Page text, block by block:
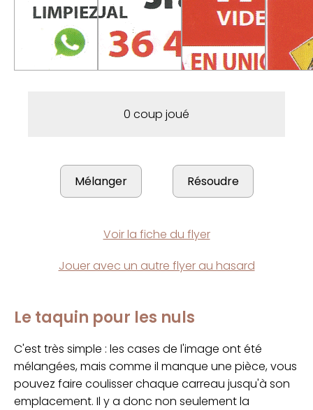
0 coup joué
Voir la fiche du flyer
Jouer avec un autre flyer au hasard
Le taquin pour les nuls
C'est très simple : les cases de l'image ont été
mélangées, mais comme il manque une pièce, vous
pouvez faire coulisser chaque carreau jusqu'à son
emplacement. Il y a donc non seulement la